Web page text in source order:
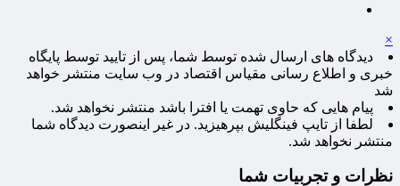
×
دیدگاه های ارسال شده توسط شما، پس از تایید توسط پایگاه
خبری و اطلاع رسانی مقیاس اقتصاد در وب سایت منتشر خواهد
شد
پیام هایی که حاوی تهمت یا افترا باشد منتشر نخواهد شد.
لطفا از تایپ فینگلیش بپرهیزید. در غیر اینصورت دیدگاه شما
منتشر نخواهد شد.
نظرات و تجربیات شما